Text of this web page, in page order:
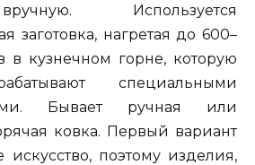
Используется
заготовка, нагретая до 600–
в кузнечном горне, которую
специальными
Бывает ручная или
ковка. Первый вариант
искусство, поэтому изделия,